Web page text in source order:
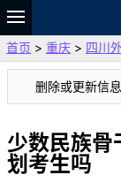
题库
故事
VIP
资料
首页 > 重庆 > 四川
删除或更新信
少数民族骨
划考生吗